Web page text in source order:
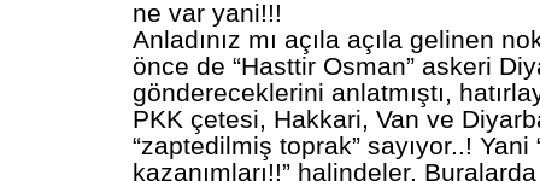
ne var yani!!!
Anladınız mı açıla açıla gelinen
önce de “Hasttir Osman” askeri
göndereceklerini anlatmıştı,
PKK çetesi, Hakkari, Van ve
“zaptedilmiş toprak” sayıyor..! Yani
kazanımları!!” halindeler.